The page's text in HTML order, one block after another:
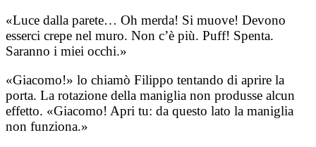
«Luce dalla parete… Oh merda! Si muove! Devono
esserci crepe nel muro. Non c’è più. Puff! Spenta.
Saranno i miei occhi.»
«Giacomo!» lo chiamò Filippo tentando di aprire la
porta. La rotazione della maniglia non produsse alcun
effetto. «Giacomo! Apri tu: da questo lato la maniglia
non funziona.»